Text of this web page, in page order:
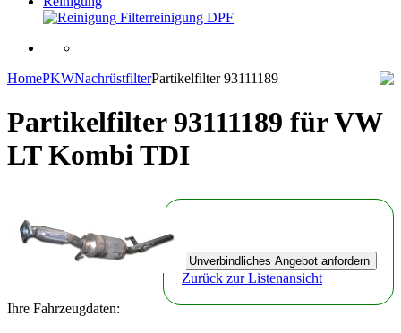
Filterreinigung DPF
HomePKWNachrüstfilterPartikelfilter 93111189
Partikelfilter 93111189 für VW
LT Kombi TDI
Ihre Fahrzeugdaten:
Zurück zur Listenansicht